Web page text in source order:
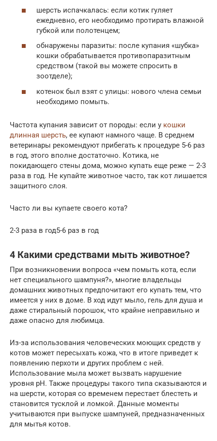
шерсть испачкалась: если котик гуляет
ежедневно, его необходимо протирать влажной
губкой или полотенцем;
обнаружены паразиты: после купания «шубка»
кошки обрабатывается противопаразитным
средством (такой вы можете спросить в
зоотделе);
котенок был взят с улицы: нового члена семьи
необходимо помыть.
Частота купания зависит от породы: если у кошки
длинная шерсть, ее купают намного чаще. В среднем
ветеринары рекомендуют прибегать к процедуре 5-6 раз
в год, этого вполне достаточно. Котика, не
покидающего стены дома, можно купать еще реже — 2-3
раза в год. Не купайте животное часто, так кот лишается
защитного слоя.
Часто ли вы купаете своего кота?
2-3 раза в год5-6 раз в год
4 Какими средствами мыть животное?
При возникновении вопроса «чем помыть кота, если
нет специального шампуня?», многие владельцы
домашних животных предпочитают его купать тем, что
имеется у них в доме. В ход идут мыло, гель для душа и
даже стиральный порошок, что крайне неправильно и
даже опасно для любимца.
Из-за использования человеческих моющих средств у
котов может пересыхать кожа, что в итоге приведет к
появлению перхоти и других проблем с ней.
Использование мыла может вызвать нарушение
уровня pH. Также процедуры такого типа сказываются и
на шерсти, которая со временем перестает блестеть и
становится тусклой и ломкой. Данные моменты
учитываются при выпуске шампуней, предназначенных
для мытья котов.